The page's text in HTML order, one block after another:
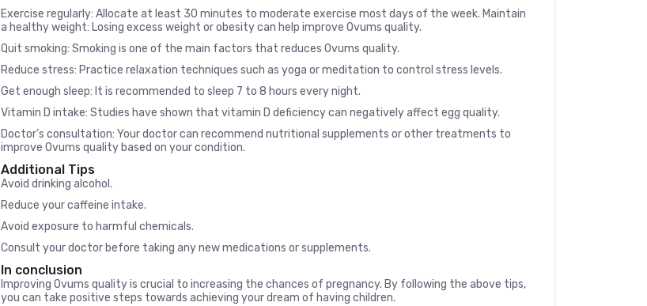
Exercise regularly: Allocate at least 30 minutes to moderate exercise most days of the week. Maintain
a healthy weight: Losing excess weight or obesity can help improve Ovums quality.
Quit smoking: Smoking is one of the main factors that reduces Ovums quality.
Reduce stress: Practice relaxation techniques such as yoga or meditation to control stress levels.
Get enough sleep: It is recommended to sleep 7 to 8 hours every night.
Vitamin D intake: Studies have shown that vitamin D deficiency can negatively affect egg quality.
Doctor’s consultation: Your doctor can recommend nutritional supplements or other treatments to
improve Ovums quality based on your condition.
Additional Tips
Avoid drinking alcohol.
Reduce your caffeine intake.
Avoid exposure to harmful chemicals.
Consult your doctor before taking any new medications or supplements.
In conclusion
Improving Ovums quality is crucial to increasing the chances of pregnancy. By following the above tips,
you can take positive steps towards achieving your dream of having children.